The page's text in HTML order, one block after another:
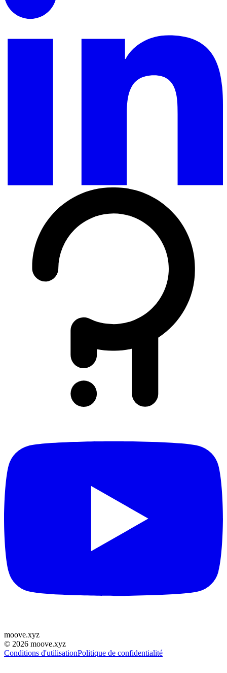
moove.xyz
© 2026 moove.xyz
Conditions d'utilisationPolitique de confidentialité